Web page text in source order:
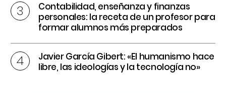
Contabilidad, enseñanza y finanzas
personales: la receta de un profesor para
formar alumnos más preparados
Javier García Gibert: «El humanismo hace
libre, las ideologías y la tecnología no»